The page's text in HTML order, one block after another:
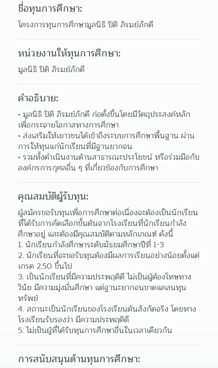
ชื่อทุนการศึกษา:
โครงการทุนการศึกษามูลนิธิ ปิติ ภิรมย์ภักดี
หน่วยงานให้ทุนการศึกษา:
มูลนิธิ ปิติ ภิรมย์ภักดี
คำอธิบาย:
มูลนิธิ ปิติ ภิรมย์ภักดี ก่อตั้งขึ้นโดยมีวัตถุประสงค์หลัก
เพื่อกระจายโอกาสทางการศึกษา
ส่งเสริมให้เยาวชนได้เข้าถึงระบบการศึกษาพื้นฐาน ผ่าน
การให้ทุนแก่นักเรียนที่มีฐานยากจน
รวมทั้งดำเนินงานด้านสาธารณะประโยชน์ หรือร่วมมือกับ
องค์กรการกุศลอื่น ๆ ที่เกี่ยวข้องกับการศึกษา
คุณสมบัติผู้รับทุน:
ผู้สมัครขอรับทุนเพื่อการศึกษาต่อเนื่องจะต้องเป็นนักเรียน
ที่ได้รับการคัดเลือกขั้นต้นจากโรงเรียนที่นักเรียนกำลัง
ศึกษาอยู่ และต้องมีคุณสมบัติตามหลักเกณฑ์ ดังนี้
1. นักเรียนกำลังศึกษาระดับมัธยมศึกษาปีที่ 1-3
2. นักเรียนที่จะขอรับทุนต้องมีผลการเรียนอย่างน้อยตั้งแต่
เกรด 2.50 ขึ้นไป
3. เป็นนักเรียนที่มีความประพฤติดี ไม่เป็นผู้ต้องโทษทาง
วินัย มีความมุ่งมั่นศึกษา แต่ฐานะยากจนขาดแคลนทุน
ทรัพย์
4. สถานะเป็นนักเรียนของโรงเรียนต้นสังกัดจริง โดยทาง
โรงเรียนรับรองว่า มีความประพฤติดี
5. ไม่เป็นผู้ที่ได้รับทุนการศึกษาอื่นในเวลาเดียวกัน
การสนับสนุนด้านทุนการศึกษา: